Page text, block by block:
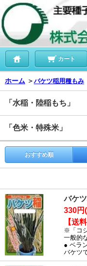
カート
ホーム ＞ バケツ稲用種もみ
「水稲・陸稲もち」
「色米・特殊米」
おすすめ順
バケ
330円
【送
※「コ
一般的
● ベラ
バケツ